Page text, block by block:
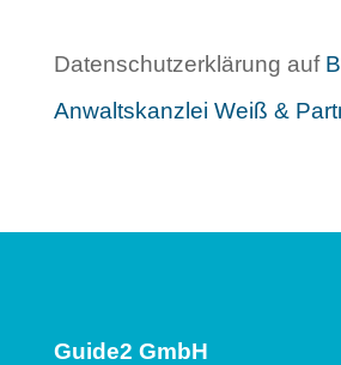
Datenschutzerklärung auf
Anwaltskanzlei Weiß &
Guide2 GmbH